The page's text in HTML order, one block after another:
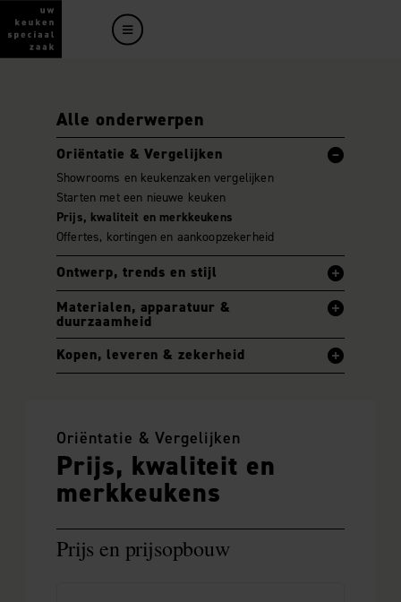
Alle onderwerpen
Oriëntatie & Vergelijken
Showrooms en keukenzaken vergelijken
Starten met een nieuwe keuken
Prijs, kwaliteit en merkkeukens
Offertes, kortingen en aankoopzekerheid
Ontwerp, trends en stijl
Materialen, apparatuur &
duurzaamheid
Kopen, leveren & zekerheid
Oriëntatie & Vergelijken
Prijs, kwaliteit en
merkkeukens
Prijs en prijsopbouw